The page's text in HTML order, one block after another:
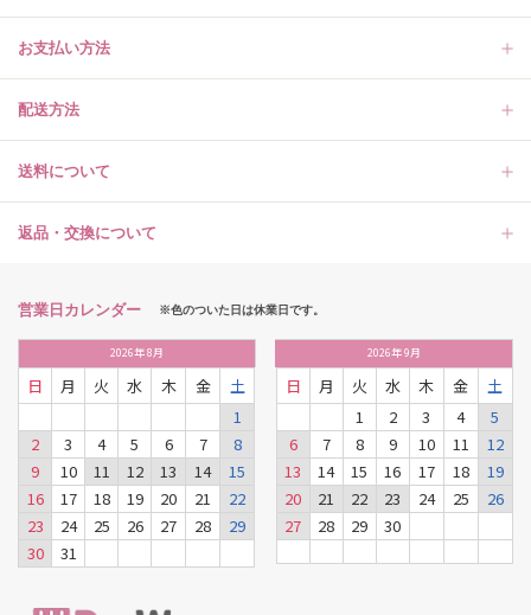
お支払い方法
配送方法
送料について
返品・交換について
営業日カレンダー ※色のついた日は休業日です。
2026年8月
日 月 火 水 木 金
土
1
2
3 4 5 6 7
8
9
10 11 12 13 14
15
16
17 18 19 20 21
22
23
24 25 26 27 28
29
30
31
2026年9月
日 月 火 水 木 金
土
1
2 3 4
5
6
7 8 9 10 11
12
13
14 15 16 17 18
19
20
21 22 23 24 25
26
27
28 29 30